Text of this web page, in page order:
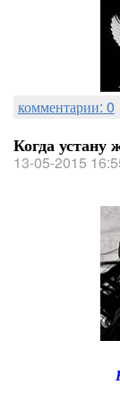
комментарии: 0
Когда устану
13-05-2015